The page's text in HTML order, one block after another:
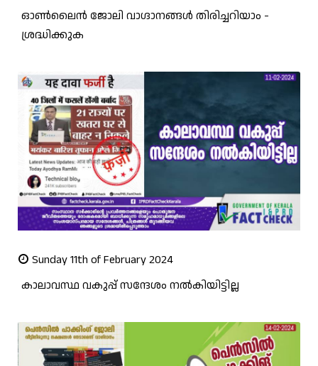
ഓണ്‍ലൈന്‍ ജോലി വാഗ്ദാനങ്ങള്‍ തിരിച്ചറിയാം -
ശ്രദ്ധിക്കുക
Sunday 11th of February 2024
കാലാവസ്ഥ വകുപ്പ് സന്ദേശം നല്‍കിയിട്ടില്ല